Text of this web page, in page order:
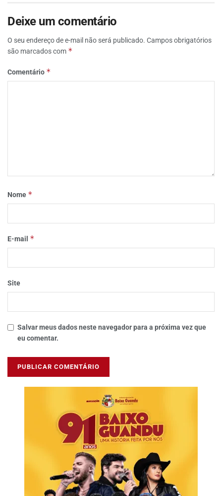
Deixe um comentário
O seu endereço de e-mail não será publicado. Campos obrigatórios
são marcados com *
Comentário *
Nome *
E-mail *
Site
Salvar meus dados neste navegador para a próxima vez que
eu comentar.